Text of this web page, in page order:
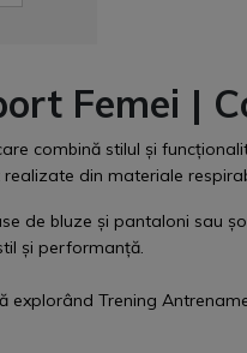
Femei |
combină stilul și
din materiale
de bluze și pantaloni sau
și performanță.
explorând Trening